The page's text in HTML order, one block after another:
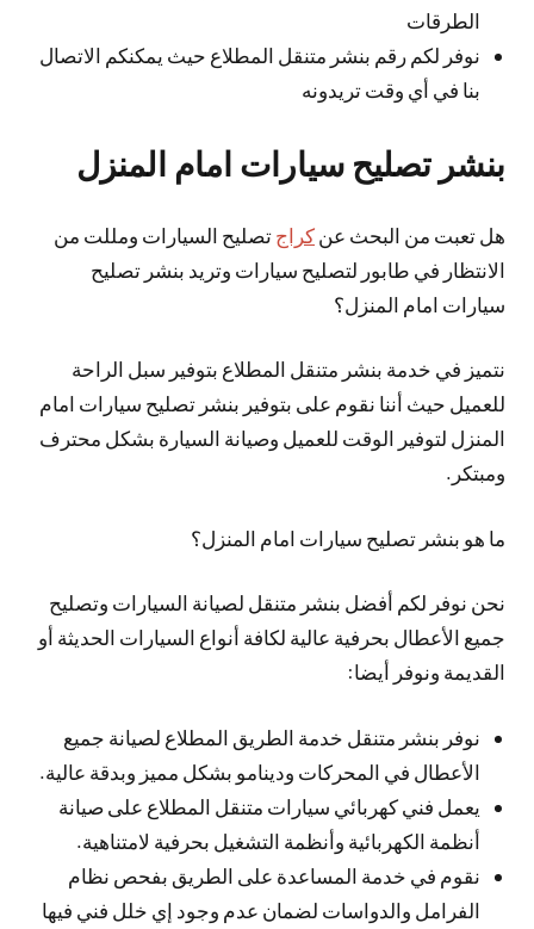
الطرقات
نوفر لكم رقم بنشر متنقل المطلاع حيث يمكنكم الاتصال
بنا في أي وقت تريدونه
بنشر تصليح سيارات امام المنزل
هل تعبت من البحث عن كراج تصليح السيارات ومللت من
الانتظار في طابور لتصليح سيارات وتريد بنشر تصليح
سيارات امام المنزل؟
نتميز في خدمة بنشر متنقل المطلاع بتوفير سبل الراحة
للعميل حيث أننا نقوم على بتوفير بنشر تصليح سيارات امام
المنزل لتوفير الوقت للعميل وصيانة السيارة بشكل محترف
ومبتكر.
ما هو بنشر تصليح سيارات امام المنزل؟
نحن نوفر لكم أفضل بنشر متنقل لصيانة السيارات وتصليح
جميع الأعطال بحرفية عالية لكافة أنواع السيارات الحديثة أو
القديمة ونوفر أيضا:
نوفر بنشر متنقل خدمة الطريق المطلاع لصيانة جميع
الأعطال في المحركات ودينامو بشكل مميز وبدقة عالية.
يعمل فني كهربائي سيارات متنقل المطلاع على صيانة
أنظمة الكهربائية وأنظمة التشغيل بحرفية لامتناهية.
نقوم في خدمة المساعدة على الطريق بفحص نظام
الفرامل والدواسات لضمان عدم وجود إي خلل فني فيها